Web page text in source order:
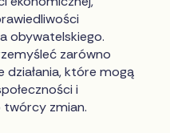
obywatelskiego.
zarówno
działania, które mogą
i
zmian.